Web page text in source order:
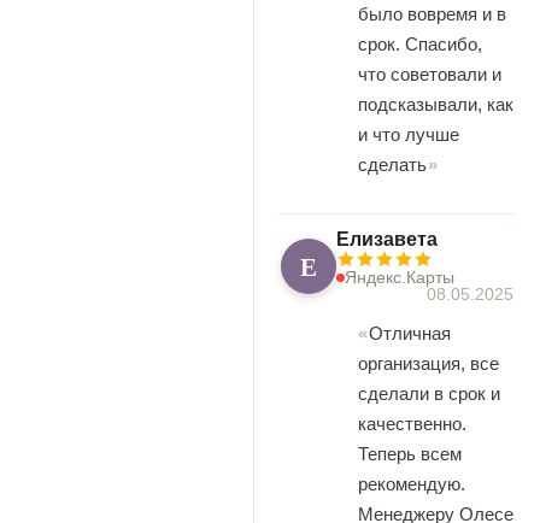
было вовремя и в
срок. Спасибо,
что советовали и
подсказывали, как
и что лучше
сделать
Е
Елизавета
Яндекс.Карты
08.05.2025
Отличная
организация, все
сделали в срок и
качественно.
Теперь всем
рекомендую.
Менеджеру Олесе